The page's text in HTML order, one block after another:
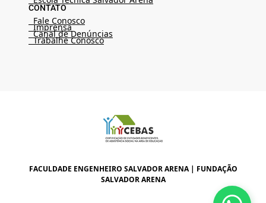
CONTATO
Fale Conosco
Imprensa
Canal de Denúncias
Trabalhe Conosco
FACULDADE ENGENHEIRO SALVADOR ARENA | FUNDAÇÃO
SALVADOR ARENA